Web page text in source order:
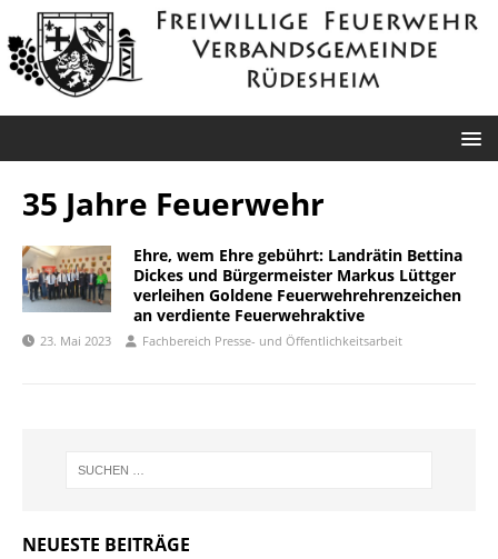
35 Jahre Feuerwehr
Ehre, wem Ehre gebührt: Landrätin Bettina
Dickes und Bürgermeister Markus Lüttger
verleihen Goldene Feuerwehrehrenzeichen
an verdiente Feuerwehraktive
23. Mai 2023 Fachbereich Presse- und Öffentlichkeitsarbeit
NEUESTE BEITRÄGE